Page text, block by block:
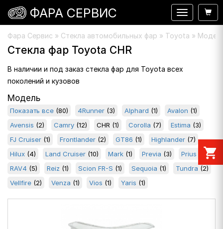
Фара Сервис » Стекла автомобильных фар » Toyota »
Стекла фар Toyota CHR
В наличии и под заказ стекла фар для Toyota всех
поколений и кузовов
Модель
Показать все (80) 4Runner (3) Alphard (1) Avalon (1)
Avensis (2) Camry (12) CHR (1) Corolla (7) Estima (3)
FJ Cruiser (1) Frontlander (2) GT86 (1) Highlander (7)
Hilux (4) Land Cruiser (10) Mark (1) Previa (3) Prius (3)
RAV4 (5) Reiz (1) Scion FR-S (1) Sequoia (1) Tundra (2)
Vellfire (2) Venza (1) Vios (1) Yaris (1)
Навигация
ФАРА СЕРВИС
shopping_cart